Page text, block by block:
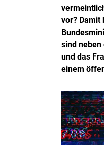
vor? Damit
sind neben
und das
einem